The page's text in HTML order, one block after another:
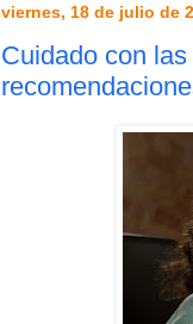
viernes, 18 de julio de
Cuidado con